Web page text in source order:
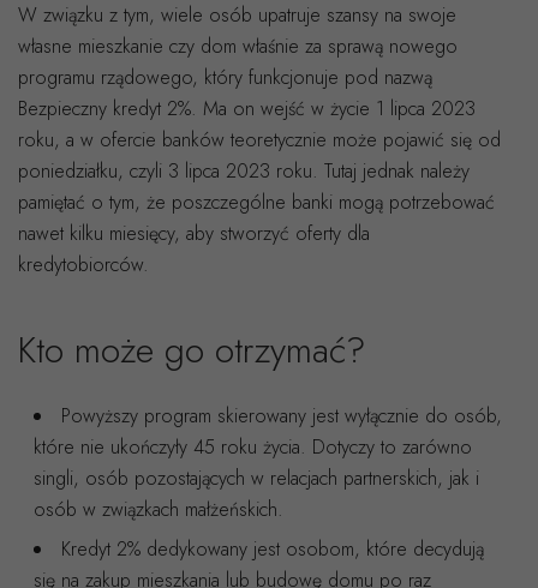
W związku z tym, wiele osób upatruje szansy na swoje
własne mieszkanie czy dom właśnie za sprawą nowego
programu rządowego, który funkcjonuje pod nazwą
Bezpieczny kredyt 2%. Ma on wejść w życie 1 lipca 2023
roku, a w ofercie banków teoretycznie może pojawić się od
poniedziałku, czyli 3 lipca 2023 roku. Tutaj jednak należy
pamiętać o tym, że poszczególne banki mogą potrzebować
nawet kilku miesięcy, aby stworzyć oferty dla
kredytobiorców.
Kto może go otrzymać?
Powyższy program skierowany jest wyłącznie do osób,
które nie ukończyły 45 roku życia. Dotyczy to zarówno
singli, osób pozostających w relacjach partnerskich, jak i
osób w związkach małżeńskich.
Kredyt 2% dedykowany jest osobom, które decydują
się na zakup mieszkania lub budowę domu po raz